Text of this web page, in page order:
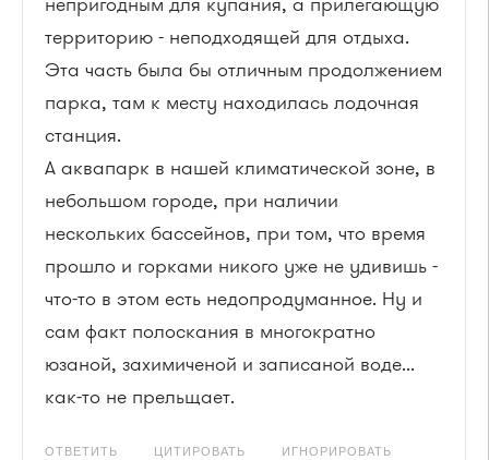
территорию - неподходящей для отдыха.
Эта часть была бы отличным продолжением
парка, там к месту находилась лодочная
станция.
А аквапарк в нашей климатической зоне, в
небольшом городе, при наличии
нескольких бассейнов, при том, что время
прошло и горками никого уже не удивишь -
что-то в этом есть недопродуманное. Ну и
сам факт полоскания в многократно
юзаной, захимиченой и записаной воде...
как-то не прельщает.
ОТВЕТИТЬ ЦИТИРОВАТЬ ИГНОРИРОВАТЬ